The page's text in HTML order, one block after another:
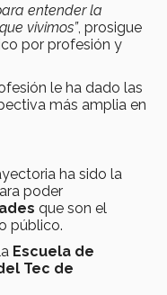
entender la
vivimos”, prosigue
por profesión y
le ha dado las
más amplia en
ha sido la
poder
que son el
público.
Escuela de
Tec de